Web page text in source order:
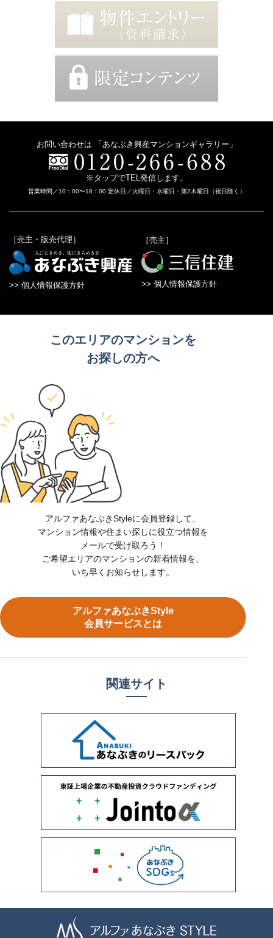
お問い合わせは 「あなぶき興産マンションギャラリー」
※タップでTEL発信します。
営業時間／10：00〜18：00 定休日／火曜日・水曜日・第2木曜日（祝日除く）
［売主・販売代理］
>> 個人情報保護方針
［売主］
>> 個人情報保護方針
このエリアのマンションを
お探しの方へ
アルファあなぶきStyleに会員登録して、
マンション情報や住まい探しに役立つ情報を
メールで受け取ろう！
ご希望エリアのマンションの新着情報を、
いち早くお知らせします。
アルファあなぶきStyle
会員サービスとは
関連サイト